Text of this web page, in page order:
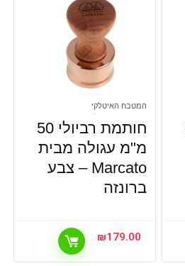
המטבח האיטלקי
חותמת רביולי 50
מ"מ עגולה מבית
Marcato – צבע
ברונזה
₪179.00